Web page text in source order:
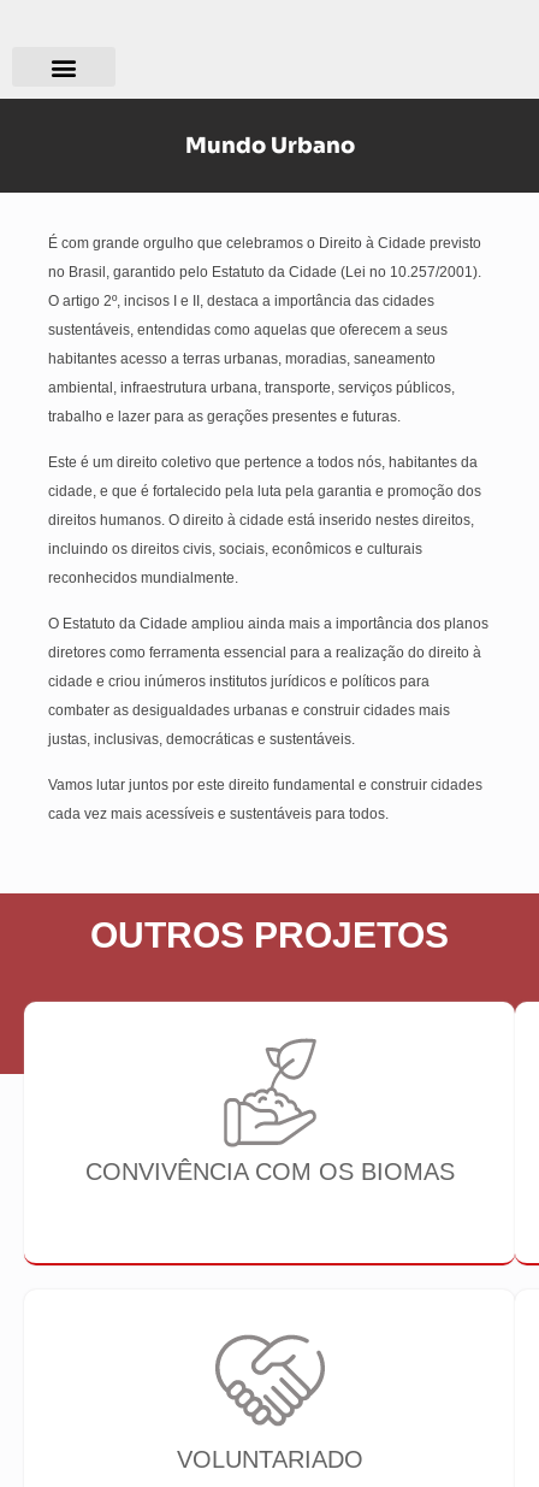
Mundo Urbano
É com grande orgulho que celebramos o Direito à Cidade previsto
no Brasil, garantido pelo Estatuto da Cidade (Lei no 10.257/2001).
O artigo 2º, incisos I e II, destaca a importância das cidades
sustentáveis, entendidas como aquelas que oferecem a seus
habitantes acesso a terras urbanas, moradias, saneamento
ambiental, infraestrutura urbana, transporte, serviços públicos,
trabalho e lazer para as gerações presentes e futuras.
Este é um direito coletivo que pertence a todos nós, habitantes da
cidade, e que é fortalecido pela luta pela garantia e promoção dos
direitos humanos. O direito à cidade está inserido nestes direitos,
incluindo os direitos civis, sociais, econômicos e culturais
reconhecidos mundialmente.
O Estatuto da Cidade ampliou ainda mais a importância dos planos
diretores como ferramenta essencial para a realização do direito à
cidade e criou inúmeros institutos jurídicos e políticos para
combater as desigualdades urbanas e construir cidades mais
justas, inclusivas, democráticas e sustentáveis.
Vamos lutar juntos por este direito fundamental e construir cidades
cada vez mais acessíveis e sustentáveis para todos.
OUTROS PROJETOS
CONVIVÊNCIA COM OS BIOMAS
VOLUNTARIADO